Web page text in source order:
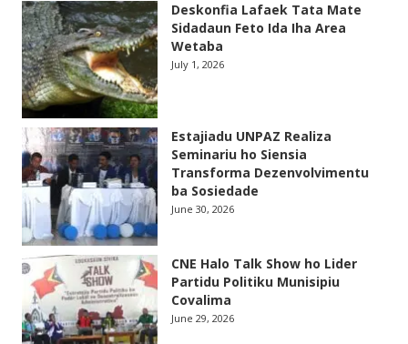
Deskonfia Lafaek Tata Mate
Sidadaun Feto Ida Iha Area
Wetaba
July 1, 2026
Estajiadu UNPAZ Realiza
Seminariu ho Siensia
Transforma Dezenvolvimentu
ba Sosiedade
June 30, 2026
CNE Halo Talk Show ho Lider
Partidu Politiku Munisipiu
Covalima
June 29, 2026